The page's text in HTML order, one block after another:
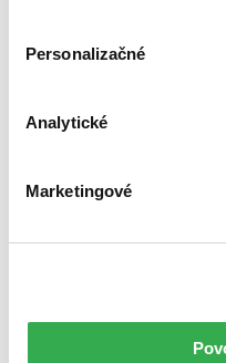
Personalizačné
Analytické
Marketingové
Všetky články na tému: Tony
26. septembra 2011
Tony Blair bol nominovaný